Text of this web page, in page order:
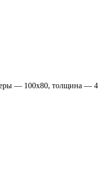
— 100х80, толщина — 4